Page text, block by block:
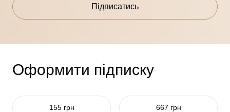
Підписатись
Оформити підписку
155 грн 667 грн